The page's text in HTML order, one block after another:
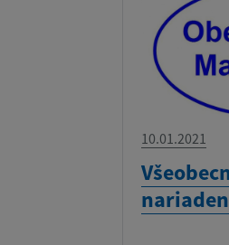
10.01.2021